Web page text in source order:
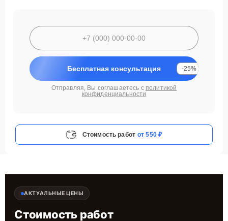
Бесплатная консультация -25%
Отправляя, Вы соглашаетесь с политикой
конфиденциальности
Стоимость работ от 550 ₽
АКТУАЛЬНЫЕ ЦЕНЫ
Стоимость работ